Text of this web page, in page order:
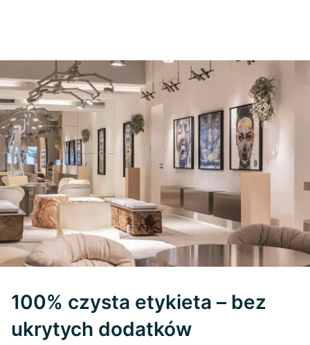
100% czysta etykieta – bez
ukrytych dodatków